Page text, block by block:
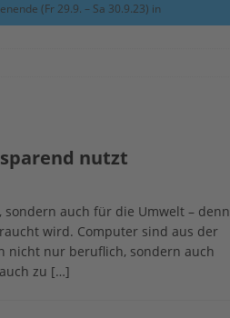
(Fr 29.9. – Sa 30.9.23) in
ALLGEMEIN
sind unterwegs: Das große
nutzt
auch für die Umwelt – denn
wird. Computer sind aus der
nicht nur beruflich, sondern auch
zu […]